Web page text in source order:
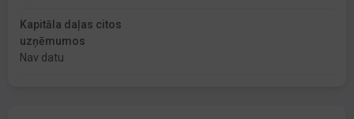
Kapitāla daļas citos
uzņēmumos
Nav datu